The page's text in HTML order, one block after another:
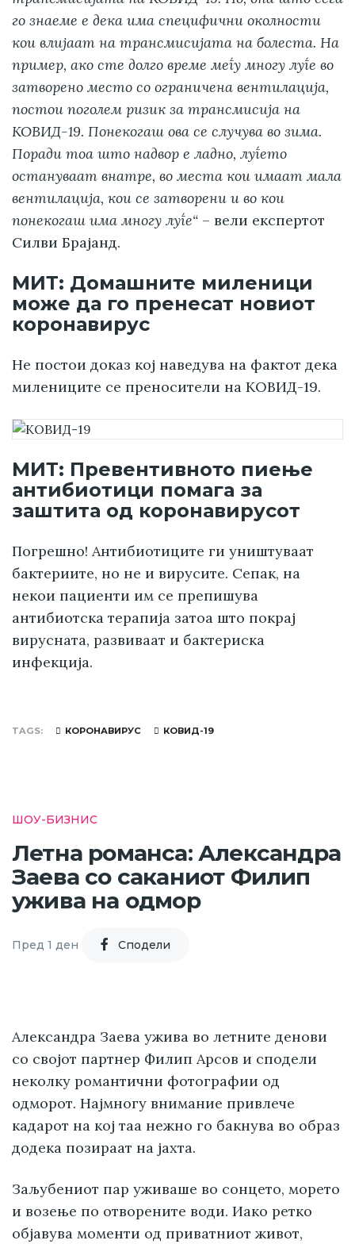
го знаеме е дека има специфични околности
кои влијаат на трансмисијата на болеста. На
пример, ако сте долго време меѓу многу луѓе во
затворено место со ограничена вентилација,
постои поголем ризик за трансмисија на
КОВИД-19. Понекогаш ова се случува во зима.
Поради тоа што надвор е ладно, луѓето
остануваат внатре, во места кои имаат мала
вентилација, кои се затворени и во кои
понекогаш има многу луѓе“ – вели експертот
Силви Брајанд.
МИТ: Домашните миленици
може да го пренесат новиот
коронавирус
Не постои доказ кој наведува на фактот дека
милениците се преносители на КОВИД-19.
МИТ: Превентивното пиење
антибиотици помага за
заштита од коронавирусот
Погрешно! Антибиотиците ги уништуваат
бактериите, но не и вирусите. Сепак, на
некои пациенти им се препишува
антибиотска терапија затоа што покрај
вирусната, развиваат и бактериска
инфекција.
TAGS КОРОНАВИРУС КОВИД-19
ШОУ-БИЗНИС
Летна романса: Александра
Заева со саканиот Филип
ужива на одмор
Пред 1 ден Cподели
Александра Заева ужива во летните денови
со својот партнер Филип Арсов и сподели
неколку романтични фотографии од
одморот. Најмногу внимание привлече
кадарот на кој таа нежно го бакнува во образ
додека позираат на јахта.
Заљубениот пар уживаше во сонцето, морето
и возење по отворените води. Иако ретко
објавува моменти од приватниот живот,